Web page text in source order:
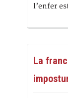
l’enfer
La